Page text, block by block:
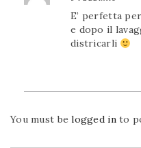
E’ perfetta
e dopo il
districarli
You must belogged into